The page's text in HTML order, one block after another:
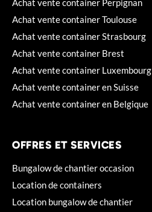
Achat vente container Perpignan
Achat vente container Toulouse
Achat vente container Strasbourg
Achat vente container Brest
Achat vente container Luxembourg
Achat vente container en Suisse
Achat vente container en Belgique
OFFRES ET SERVICES
Bungalow de chantier occasion
Location de containers
Location bungalow de chantier